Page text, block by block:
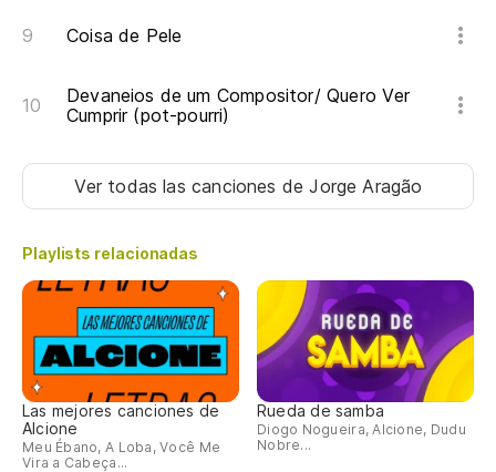
Coisa de Pele
Devaneios de um Compositor/ Quero Ver
Cumprir (pot-pourri)
Ver todas las canciones de Jorge Aragão
Playlists relacionadas
Las mejores canciones de
Alcione
Meu Ébano, A Loba, Você Me
Vira a Cabeça...
Rueda de samba
Diogo Nogueira, Alcione, Dudu
Nobre...